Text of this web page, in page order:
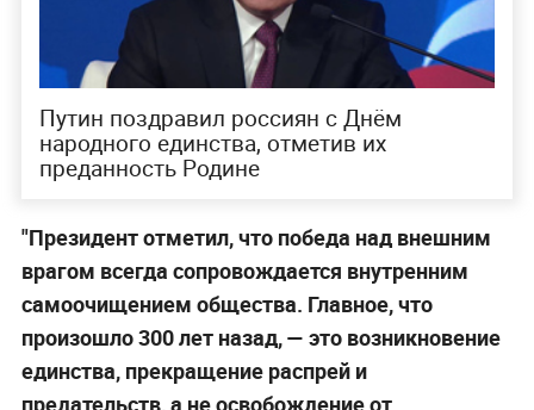
Путин поздравил россиян с Днём
народного единства, отметив их
преданность Родине
"Президент отметил, что победа над внешним
врагом всегда сопровождается внутренним
самоочищением общества. Главное, что
произошло 300 лет назад, — это возникновение
единства, прекращение распрей и
предательств, а не освобождение от